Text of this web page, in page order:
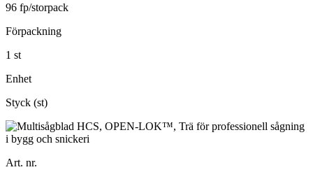
96 fp/storpack
Förpackning
1 st
Enhet
Styck (st)
Art. nr.